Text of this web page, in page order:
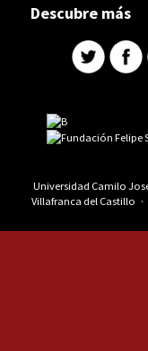
Descubre más
Universidad Camilo
Villafranca del Castillo ·